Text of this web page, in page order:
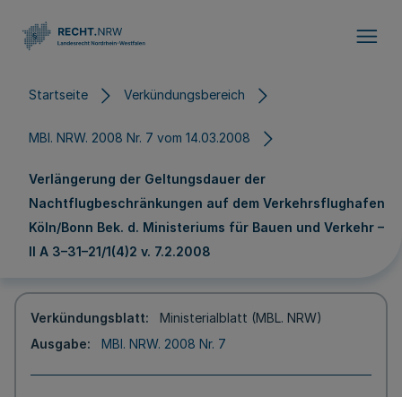
Startseite Verkündungsbereich
MBl. NRW. 2008 Nr. 7 vom 14.03.2008
Verlängerung der Geltungsdauer der
Nachtflugbeschränkungen auf dem Verkehrsflughafen
Köln/Bonn Bek. d. Ministeriums für Bauen und Verkehr –
II A 3–31–21/1(4)2 v. 7.2.2008
Verkündungsblatt
Ministerialblatt (MBL. NRW)
Ausgabe
MBl. NRW. 2008 Nr. 7